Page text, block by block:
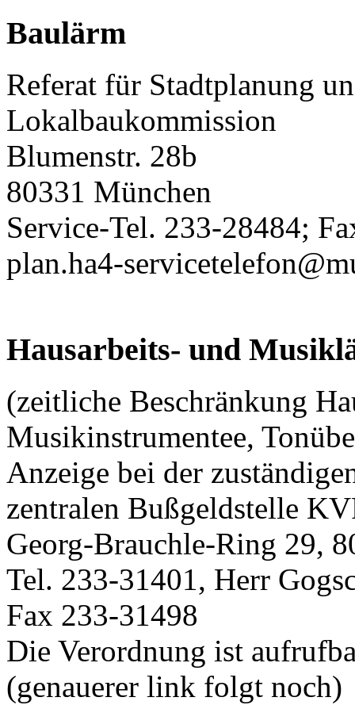
Baulärm
Referat für Stadtplanung
Lokalbaukommission
Blumenstr. 28b
80331 München
Service-Tel. 233-28484;
plan.ha4-
Hausarbeits- und
(zeitliche Beschränkung
Musikinstrumentee,
Anzeige bei der
zentralen Bußgeldstelle
Georg-Brauchle-Ring 29,
Tel. 233-31401, Herr
Fax 233-31498
Die Verordnung ist
(genauerer link folgt noch)